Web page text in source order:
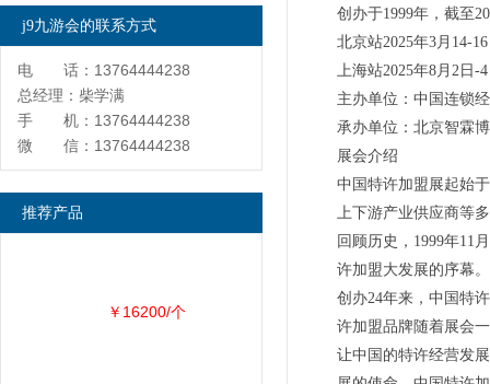
创办于1999年，截至
北京站2025年3月
上海站2025年8月2
主办单位：中国连锁
承办单位：北京智霖
展会介绍
中国特许加盟展起始
上下游产业供应商等
回顾历史，1999年11
许加盟大发展的序幕。
创办24年来，中国特
许加盟品牌随着展会
让中国的特许经营发
j9九游会的联系方式
电 话：13764444238
总经理：柴学满
手 机：13764444238
微 信：13764444238
推荐产品
￥16200/个